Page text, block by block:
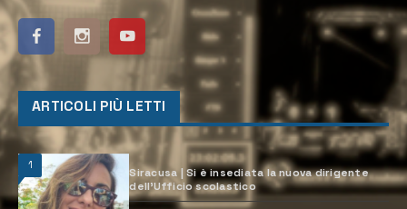
ARTICOLI PIÙ LETTI
1
Siracusa | Si è insediata la nuova dirigente
dell’Ufficio scolastico